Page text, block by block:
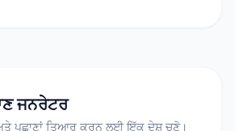
ਜਨਰੇਟਰ
ਪਛਾਣਾਂ ਤਿਆਰ ਕਰਨ ਲਈ ਇੱਕ ਦੇਸ਼ ਚੁਣੋ।